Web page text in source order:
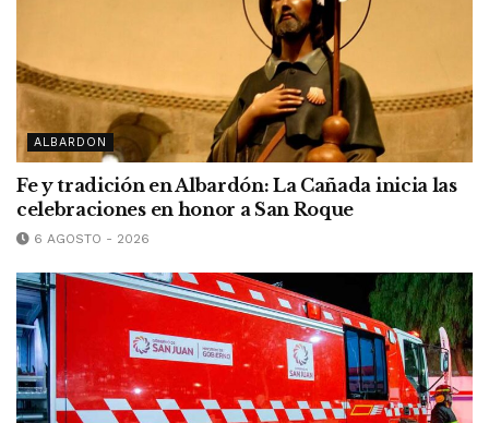
ALBARDON
Fe y tradición en Albardón: La Cañada inicia las
celebraciones en honor a San Roque
6 AGOSTO - 2026